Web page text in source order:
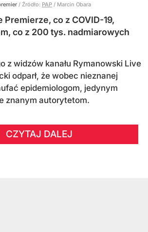
/ Źródło: PAP / Marcin Obara
Premierze, co z COVID-19,
co z 200 tys. nadmiarowych
z widzów kanału Rymanowski Live
odparł, że wobec nieznanej
epidemiologom, jedynym
znanym autorytetom.
CZYTAJ DALEJ